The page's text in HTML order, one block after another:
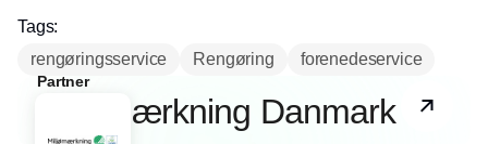
Tags:
rengøringsservice
Rengøring forenedeservice
Partner
Miljømærkning Danmark